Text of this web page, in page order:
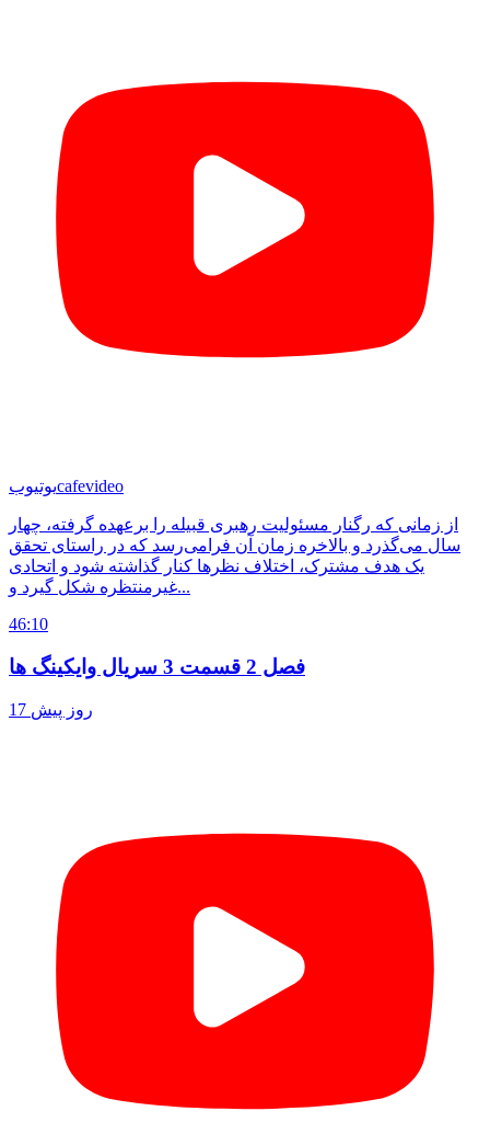
یوتیوبcafevideo
از زمانی که رگنار مسئولیت رهبری قبیله را برعهده گرفته، چهار
سال می‌گذرد و بالاخره زمان آن فرامی‌رسد که در راستای تحقق
یک هدف مشترک، اختلاف نظرها کنار گذاشته شود و اتحادی
غیرمنتظره شکل گیرد و...
46:10
فصل 2 قسمت 3 سریال وایکینگ ها
17 روز پیش